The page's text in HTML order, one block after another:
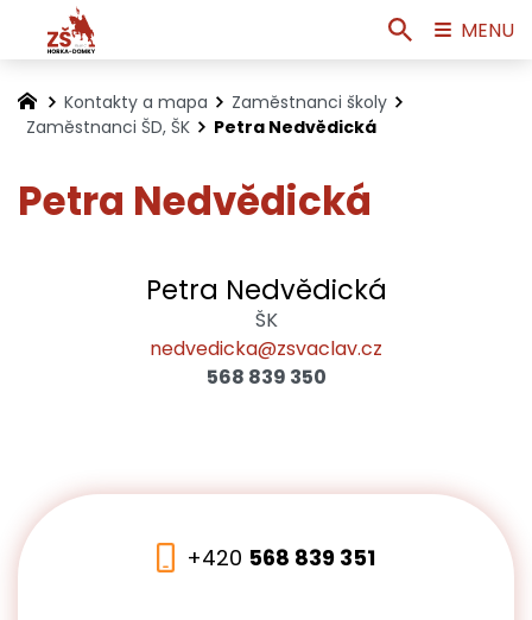
Kontakty a mapa
Zaměstnanci školy
Zaměstnanci ŠD, ŠK
Petra Nedvědická
Petra Nedvědická
Petra Nedvědická
ŠK
nedvedicka@zsvaclav.cz
568 839 350
+420 568 839 351
MENU